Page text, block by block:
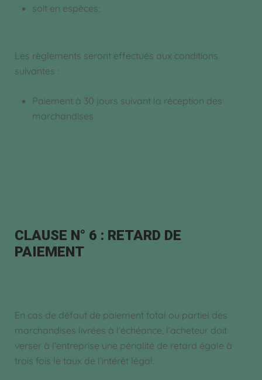
soit en espèces;
Les règlements seront effectués aux conditions
suivantes :
Paiement à 30 jours suivant la réception des
marchandises
CLAUSE N° 6 : RETARD DE
PAIEMENT
En cas de défaut de paiement total ou partiel des
marchandises livrées à l’échéance, l’acheteur doit
verser à l’entreprise une pénalité de retard égale à
trois fois le taux de l’intérêt légal.